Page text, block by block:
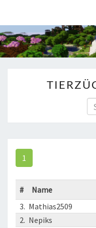
1
# Name
3. Mathias2509
2. Nepiks